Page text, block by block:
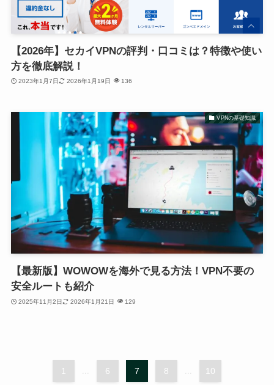
【2026年】セカイVPNの評判・口コミは？特徴や使い
方を徹底解説！
2023年1月7日 2026年1月19日 136
VPNの基礎知識
【最新版】WOWOWを海外で見る方法！VPN不要の
安全ルートも紹介
2025年11月2日 2026年1月21日 129
1 ... 6 7 8 ... 10